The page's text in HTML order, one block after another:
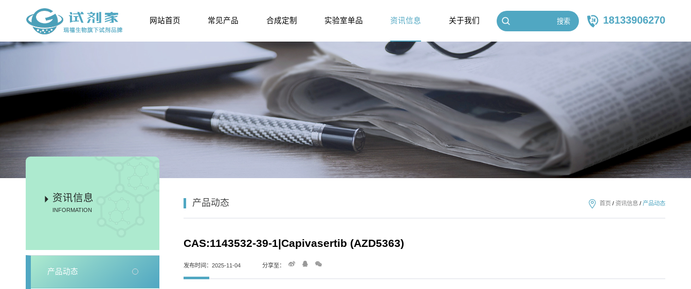
网站首页 常见产品 合成定制 实验室单品 资讯信息 关于我们 搜索 18133906270
资讯信息
INFORMATION
产品动态
产品动态 首页 / 资讯信息 / 产品动态
CAS:1143532-39-1|Capivasertib (AZD5363)
发布时间：2025-11-04 分享至：